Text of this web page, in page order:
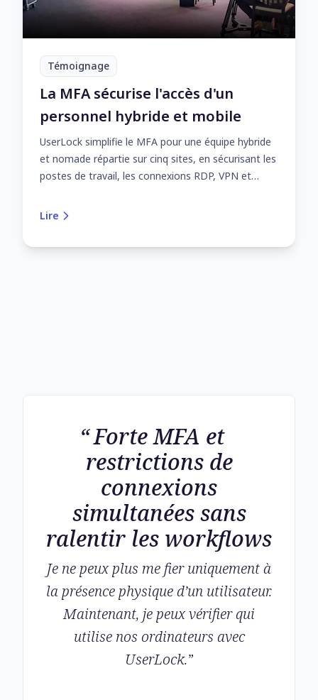
Témoignage
La MFA sécurise l'accès d'un
personnel hybride et mobile
UserLock simplifie le MFA pour une équipe hybride
et nomade répartie sur cinq sites, en sécurisant les
postes de travail, les connexions RDP, VPN et
Lire
Forte MFA et
restrictions de
connexions
simultanées sans
ralentir les workflows
Je ne peux plus me fier uniquement à
la présence physique d’un utilisateur.
Maintenant, je peux vérifier qui
utilise nos ordinateurs avec
UserLock.”